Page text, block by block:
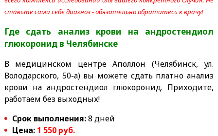
ставьте сами себе диагноз - обязательно обратитесь к врачу!
Где сдать анализ крови на андростендиол
глюкоронид в Челябинске
В медицинском центре Аполлон (Челябинск, ул.
Володарского, 50-а) вы можете сдать платно анализ
крови на андростендиол глюкоронид. Приходите,
работаем без выходных!
Срок выполнения:8 дней
Цена: 1 550 руб.